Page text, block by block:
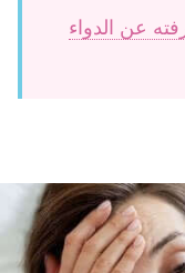
عن الدواء